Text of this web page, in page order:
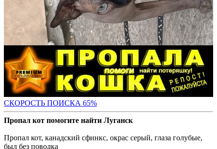
СКОРОСТЬ ПОИСКА 65%
Пропал кот помогите найти Луганск
Пропал кот, канадский сфинкс, окрас серый, глаза голубые,
был без поводка